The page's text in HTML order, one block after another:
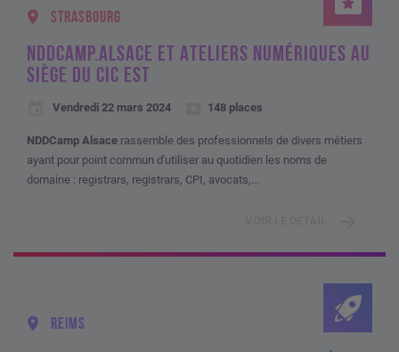
STRASBOURG
NDDCAMP.ALSACE ET ATELIERS NUMÉRIQUES AU
SIÈGE DU CIC EST
Vendredi 22 mars 2024 148 places
NDDCamp Alsace rassemble des professionnels de divers métiers
ayant pour point commun d'utiliser au quotidien les noms de
domaine : registrars, registrars, CPI, avocats,...
REIMS